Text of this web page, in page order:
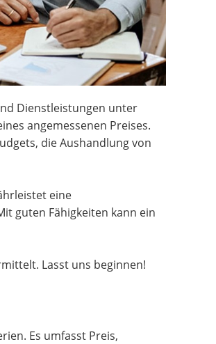
Dienstleistungen unter
angemessenen Preises.
die Aushandlung von
eine
guten Fähigkeiten kann ein
Lasst uns beginnen!
Es umfasst Preis,